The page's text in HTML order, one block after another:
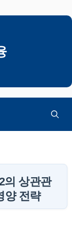
의 상관관
양 전략